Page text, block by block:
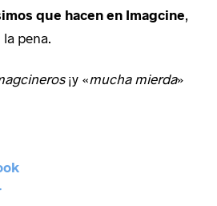
que hacen en Imagcine
pena.
¡y «mucha mierda»